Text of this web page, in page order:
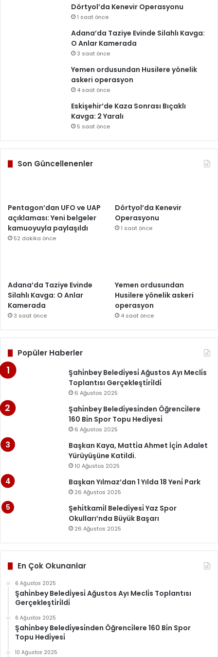
Dörtyol’da Kenevir Operasyonu
1 saat önce
Adana’da Taziye Evinde Silahlı Kavga:
O Anlar Kamerada
3 saat önce
Yemen ordusundan Husilere yönelik
askeri operasyon
4 saat önce
Eskişehir’de Kaza Sonrası Bıçaklı
Kavga: 2 Yaralı
5 saat önce
Son Güncellenenler
Pentagon’dan UFO ve UAP
açıklaması: Yeni belgeler
kamuoyuyla paylaşıldı
52 dakika önce
Dörtyol’da Kenevir
Operasyonu
1 saat önce
Adana’da Taziye Evinde
Silahlı Kavga: O Anlar
Kamerada
3 saat önce
Yemen ordusundan
Husilere yönelik askeri
operasyon
4 saat önce
Popüler Haberler
Şahi̇nbey Beledi̇yesi̇ Ağustos Ayı Mecli̇s
Toplantısı Gerçekleşti̇ri̇ldi̇
6 Ağustos 2025
Şahi̇nbey Beledi̇yesi̇nden Öğrenci̇lere
160 Bi̇n Spor Topu Hedi̇yesi̇
6 Ağustos 2025
Başkan Kaya, Matti̇a Ahmet İçi̇n Adalet
Yürüyüşüne Katildi.
10 Ağustos 2025
Başkan Yılmaz’dan 1 Yılda 18 Yeni̇ Park
26 Ağustos 2025
Şehi̇tkami̇l Beledi̇yesi̇ Yaz Spor
Okulları’nda Büyük Başarı
26 Ağustos 2025
En Çok Okunanlar
6 Ağustos 2025
Şahi̇nbey Beledi̇yesi̇ Ağustos Ayı Mecli̇s Toplantısı
Gerçekleşti̇ri̇ldi̇
6 Ağustos 2025
Şahi̇nbey Beledi̇yesi̇nden Öğrenci̇lere 160 Bi̇n Spor
Topu Hedi̇yesi̇
10 Ağustos 2025